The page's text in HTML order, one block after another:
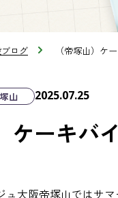
ログ （帝塚山）ケ
山 2025.07.25
ケーキバ
ュ大阪帝塚山ではサ